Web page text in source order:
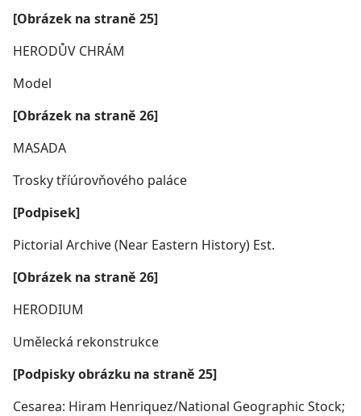
[Obrázek na straně 25]
HERODŮV CHRÁM
Model
[Obrázek na straně 26]
MASADA
Trosky tříúrovňového paláce
[Podpisek]
Pictorial Archive (Near Eastern History) Est.
[Obrázek na straně 26]
HERODIUM
Umělecká rekonstrukce
[Podpisky obrázku na straně 25]
Cesarea: Hiram Henriquez/National Geographic Stock;